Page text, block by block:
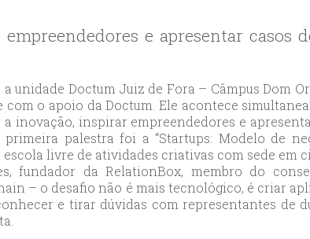
e apresentar casos
a unidade Doctum Juiz de Fora – Câmpus Dom
com o apoio da Doctum. Ele acontece
inovação, inspirar empreendedores e
palestra foi a “Startups: Modelo de
escola livre de atividades criativas com sede em
fundador da RelationBox, membro do
– o desafio não é mais tecnológico, é criar
e tirar dúvidas com representantes de